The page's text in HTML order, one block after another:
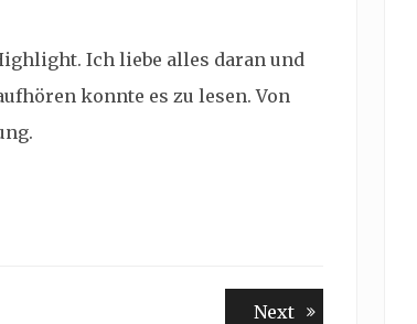
Ich liebe alles daran und
konnte es zu lesen. Von
NextNext